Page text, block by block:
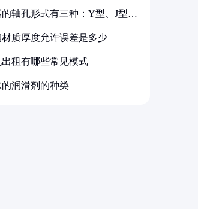
轴孔形式有三种：Y型、J型、
质厚度允许误差是多少
租有哪些常见模式
润滑剂的种类